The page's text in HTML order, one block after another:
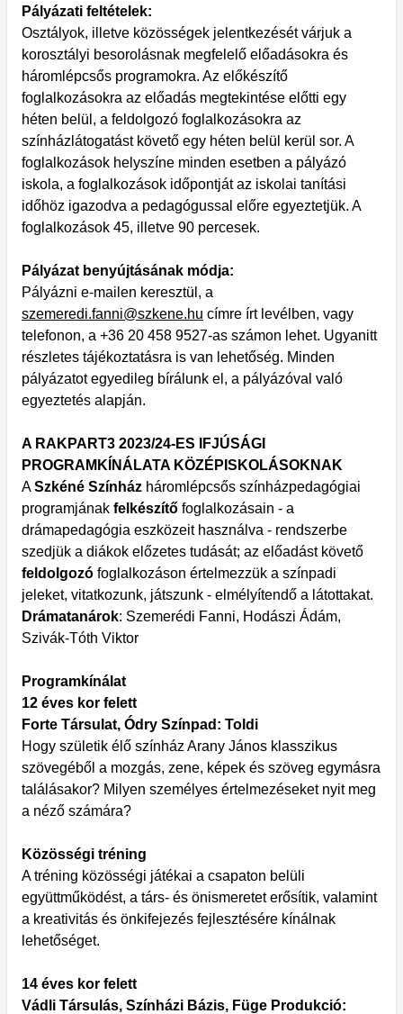
Pályázati feltételek:
Osztályok, illetve közösségek jelentkezését várjuk a
korosztályi besorolásnak megfelelő előadásokra és
háromlépcsős programokra. Az előkészítő
foglalkozásokra az előadás megtekintése előtti egy
héten belül, a feldolgozó foglalkozásokra az
színházlátogatást követő egy héten belül kerül sor. A
foglalkozások helyszíne minden esetben a pályázó
iskola, a foglalkozások időpontját az iskolai tanítási
időhöz igazodva a pedagógussal előre egyeztetjük. A
foglalkozások 45, illetve 90 percesek.
Pályázat benyújtásának módja:
Pályázni e-mailen keresztül, a
szemeredi.fanni@szkene.hu címre írt levélben, vagy
telefonon, a +36 20 458 9527-as számon lehet. Ugyanitt
részletes tájékoztatásra is van lehetőség. Minden
pályázatot egyedileg bírálunk el, a pályázóval való
egyeztetés alapján.
A RAKPART3 2023/24-ES IFJÚSÁGI
PROGRAMKÍNÁLATA KÖZÉPISKOLÁSOKNAK
ASzkéné Színház háromlépcsős színházpedagógiai
programjának felkészítő foglalkozásain - a
drámapedagógia eszközeit használva - rendszerbe
szedjük a diákok előzetes tudását; az előadást követő
feldolgozó foglalkozáson értelmezzük a színpadi
jeleket, vitatkozunk, játszunk - elmélyítendő a látottakat.
Drámatanárok: Szemerédi Fanni, Hodászi Ádám,
Szivák-Tóth Viktor
Programkínálat
12 éves kor felett
Forte Társulat, Ódry Színpad: Toldi
Hogy születik élő színház Arany János klasszikus
szövegéből a mozgás, zene, képek és szöveg egymásra
találásakor? Milyen személyes értelmezéseket nyit meg
a néző számára?
Közösségi tréning
A tréning közösségi játékai a csapaton belüli
együttműködést, a társ- és önismeretet erősítik, valamint
a kreativitás és önkifejezés fejlesztésére kínálnak
lehetőséget.
14 éves kor felett
Vádli Társulás, Színházi Bázis, Füge Produkció: